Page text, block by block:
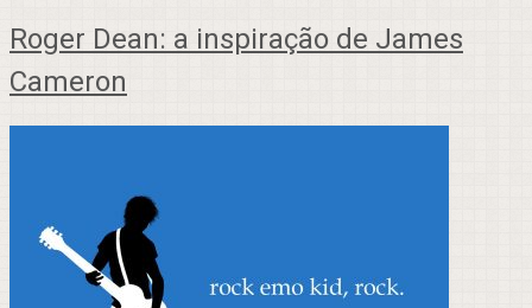
Roger Dean: a inspiração de James
Cameron